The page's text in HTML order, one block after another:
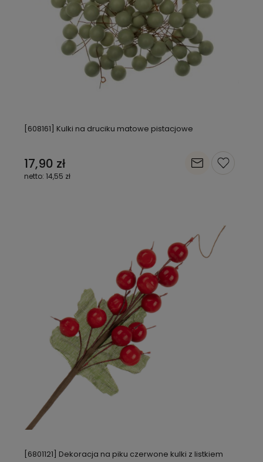
[608161] Kulki na druciku matowe pistacjowe
17,90 zł
14,55 zł
[6801121] Dekoracja na piku czerwone kulki z listkiem